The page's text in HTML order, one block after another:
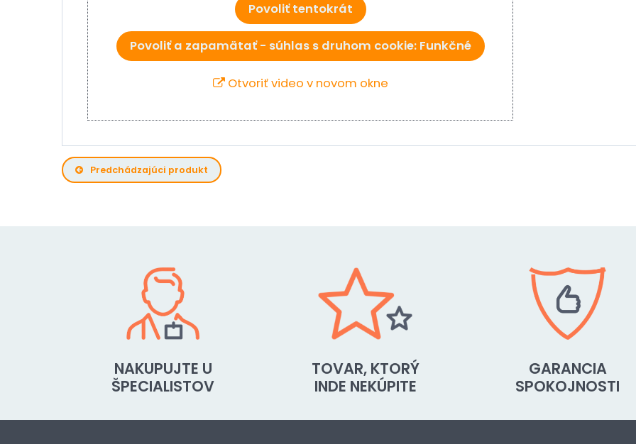
Povoliť tentokrát
Povoliť a zapamätať - súhlas s druhom cookie: Funkčné
Otvoriť video v novom okne
Predchádzajúci produkt
NAKUPUJTE U
ŠPECIALISTOV
TOVAR, KTORÝ
INDE NEKÚPITE
GARANCIA
SPOKOJNOSTI